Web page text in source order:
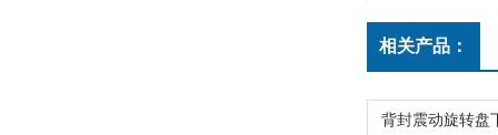
相关产品：